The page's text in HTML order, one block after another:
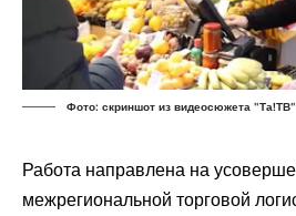
Фото: скриншот из видеосюжета "Та!ТВ"
Работа направлена на
межрегиональной торговой